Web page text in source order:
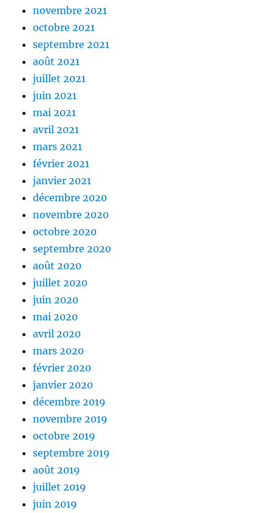
novembre 2021
octobre 2021
septembre 2021
août 2021
juillet 2021
juin 2021
mai 2021
avril 2021
mars 2021
février 2021
janvier 2021
décembre 2020
novembre 2020
octobre 2020
septembre 2020
août 2020
juillet 2020
juin 2020
mai 2020
avril 2020
mars 2020
février 2020
janvier 2020
décembre 2019
novembre 2019
octobre 2019
septembre 2019
août 2019
juillet 2019
juin 2019